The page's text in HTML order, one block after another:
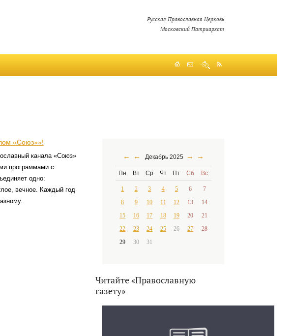
Русская Православная Церковь
Московский Патриархат
«Союз»»!
канала «Союз»
программами с
одно:
вечное. Каждый год
← ← Декабрь 2025 → →
Пн Вт Ср Чт Пт Сб Вс
1 2 3 4 5 6
7
8
9 10 11 12 13
14
15
16 17 18 19 20
21
22
23 24 25 26 27
28
29
30 31
Читайте «Православную
газету»